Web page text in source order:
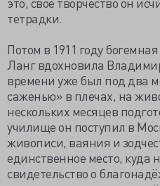
тетрадки.
Потом в 1911 году
Ланг вдохновила
времени уже был под два
саженью» в плечах, на
нескольких месяцев
училище он поступил в
живописи, ваяния и
единственное место, куда
свидетельство о